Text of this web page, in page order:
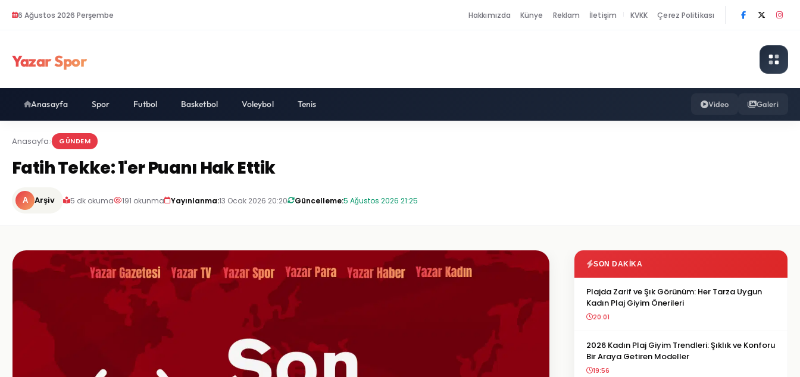
6 Ağustos 2026 Perşembe Hakkımızda Künye Reklam İletişim KVKK Çerez Politikası
Yazar Spor
Anasayfa Spor Futbol Basketbol Voleybol Tenis Video Galeri
Anasayfa GÜNDEM
Fatih Tekke: 1'er Puanı Hak Ettik
A Arşiv 5 dk okuma 191 okunma Yayınlanma:13 Ocak 2026 20:20 Güncelleme:5 Ağustos 2026 21:25
SON DAKIKA
Plajda Zarif ve Şık Görünüm: Her Tarza Uygun
Kadın Plaj Giyim Önerileri
20:01
2026 Kadın Plaj Giyim Trendleri: Şıklık ve Konforu
Bir Araya Getiren Modeller
19:56